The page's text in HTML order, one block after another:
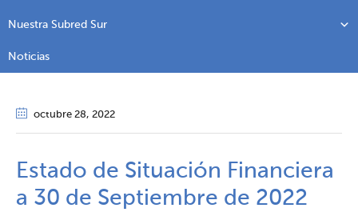
Nuestra Subred Sur
Noticias
octubre 28, 2022
Estado de Situación Financiera
a 30 de Septiembre de 2022